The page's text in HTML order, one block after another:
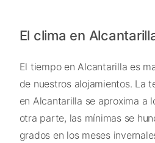
El clima en
El tiempo en Alcantarilla es
de nuestros alojamientos. La
en Alcantarilla se aproxima a
otra parte, las mínimas se
grados en los meses